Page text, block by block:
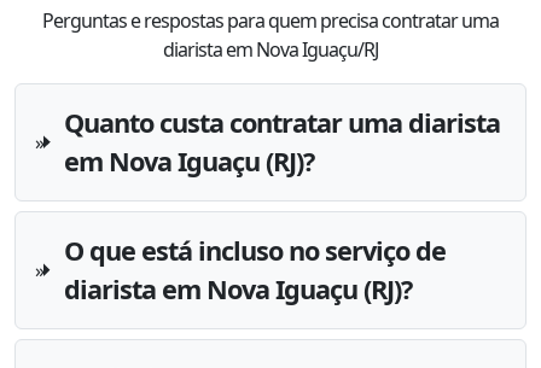
Perguntas e respostas para quem precisa contratar uma
diarista em Nova Iguaçu/RJ
Quanto custa contratar uma diarista
em Nova Iguaçu (RJ)?
O que está incluso no serviço de
diarista em Nova Iguaçu (RJ)?